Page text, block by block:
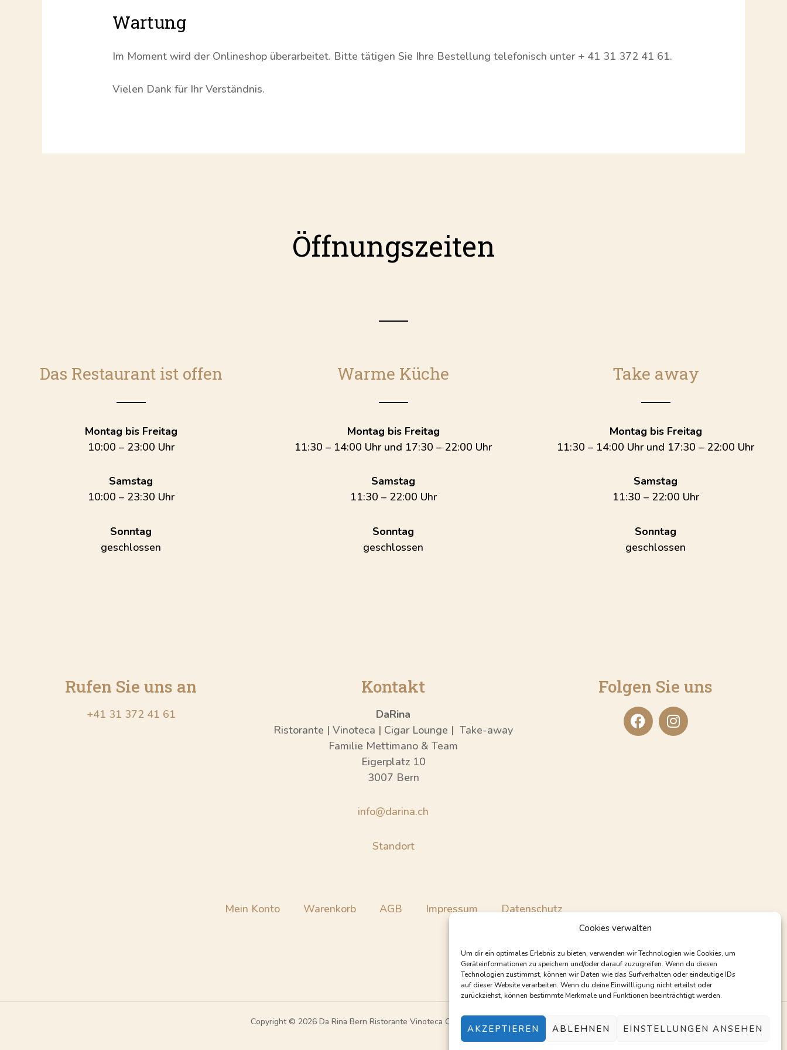
Cookies verwalten
Um dir ein optimales Erlebnis zu bieten, verwenden wir Technologien wie Cookies, um
Geräteinformationen zu speichern und/oder darauf zuzugreifen. Wenn du diesen
Technologien zustimmst, können wir Daten wie das Surfverhalten oder eindeutige IDs
auf dieser Website verarbeiten. Wenn du deine Einwillligung nicht erteilst oder
zurückziehst, können bestimmte Merkmale und Funktionen beeinträchtigt werden.
AKZEPTIEREN ABLEHNEN EINSTELLUNGEN ANSEHEN
Wartung
Im Moment wird der Onlineshop überarbeitet. Bitte tätigen Sie Ihre Bestellung telefonisch unter + 41 31 372 41 61.
Vielen Dank für Ihr Verständnis.
Öffnungszeiten
Das Restaurant ist offen
Montag bis Freitag
10:00 – 23:00 Uhr
Samstag
10:00 – 23:30 Uhr
Sonntag
geschlossen
Warme Küche
Montag bis Freitag
11:30 – 14:00 Uhr und 17:30 – 22:00 Uhr
Samstag
11:30 – 22:00 Uhr
Sonntag
geschlossen
Take away
Montag bis Freitag
11:30 – 14:00 Uhr und 17:30 – 22:00 Uhr
Samstag
11:30 – 22:00 Uhr
Sonntag
geschlossen
Rufen Sie uns an
+41 31 372 41 61
Kontakt
DaRina
Ristorante | Vinoteca | Cigar Lounge | Take-away
Familie Mettimano & Team
Eigerplatz 10
3007 Bern
info@darina.ch
Standort
Folgen Sie uns
F
a
c
I
n
s
Mein Konto Warenkorb AGB Impressum Datenschutz
Copyright © 2026 Da Rina Bern Ristorante Vinoteca Cigar Lounge Take-away